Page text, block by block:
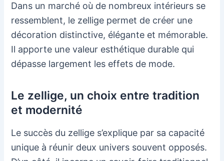
Dans un marché où de nombreux intérieurs se
ressemblent, le zellige permet de créer une
décoration distinctive, élégante et mémorable.
Il apporte une valeur esthétique durable qui
dépasse largement les effets de mode.
Le zellige, un choix entre tradition
et modernité
Le succès du zellige s’explique par sa capacité
unique à réunir deux univers souvent opposés.